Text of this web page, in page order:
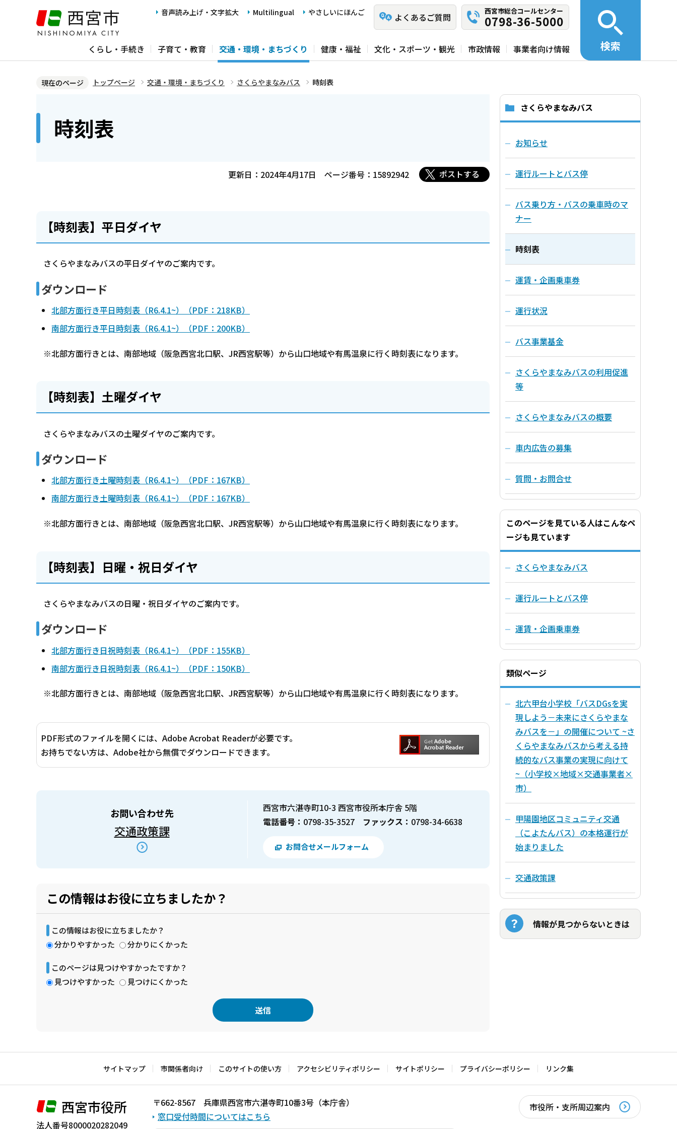
ジ
音声読み上げ・文字拡大 Multilingual やさしいにほんご よくあるご質問
西宮市総合コールセンター
0798-36-5000
くらし・手続き 子育て・教育 交通・環境・まちづくり 健康・福祉 文化・スポーツ・観光 市政情報 事業者向け情報 検索
現在のページ トップページ 交通・環境・まちづくり さくらやまなみバス 時刻表
時刻表
更新日：2024年4月17日 ページ番号：15892942 ポストする
【時刻表】平日ダイヤ
さくらやまなみバスの平日ダイヤのご案内です。
ダウンロード
北部方面行き平日時刻表（R6.4.1~）（PDF：218KB）
南部方面行き平日時刻表（R6.4.1~）（PDF：200KB）
※北部方面行きとは、南部地域（阪急西宮北口駅、JR西宮駅等）から山口地域や有馬温泉に行く時刻表になります。
【時刻表】土曜ダイヤ
さくらやまなみバスの土曜ダイヤのご案内です。
ダウンロード
北部方面行き土曜時刻表（R6.4.1~）（PDF：167KB）
南部方面行き土曜時刻表（R6.4.1~）（PDF：167KB）
※北部方面行きとは、南部地域（阪急西宮北口駅、JR西宮駅等）から山口地域や有馬温泉に行く時刻表になります。
【時刻表】日曜・祝日ダイヤ
さくらやまなみバスの日曜・祝日ダイヤのご案内です。
ダウンロード
北部方面行き日祝時刻表（R6.4.1~）（PDF：155KB）
南部方面行き日祝時刻表（R6.4.1~）（PDF：150KB）
※北部方面行きとは、南部地域（阪急西宮北口駅、JR西宮駅等）から山口地域や有馬温泉に行く時刻表になります。
PDF形式のファイルを開くには、Adobe Acrobat Readerが必要です。
お持ちでない方は、Adobe社から無償でダウンロードできます。
お問い合わせ先
交通政策課
西宮市六湛寺町10-3 西宮市役所本庁舎 5階
電話番号： 0798-35-3527 ファックス： 0798-34-6638
お問合せメールフォーム
この情報はお役に立ちましたか？
この情報はお役に立ちましたか？
分かりやすかった
分かりにくかった
このページは見つけやすかったですか？
見つけやすかった
見つけにくかった
文
で
さくらやまなみバス
お知らせ
運行ルートとバス停
バス乗り方・バスの乗車時のマ
ナー
時刻表
運賃・企画乗車券
運行状況
バス事業基金
さくらやまなみバスの利用促進
等
さくらやまなみバスの概要
車内広告の募集
質問・お問合せ
このページを見ている人はこんなペ
ージも見ています
さくらやまなみバス
運行ルートとバス停
運賃・企画乗車券
類似ページ
北六甲台小学校「バスDGsを実
現しよう－未来にさくらやまな
みバスを－」の開催について ~さ
くらやまなみバスから考える持
続的なバス事業の実現に向けて
~（小学校×地域×交通事業者×
市）
甲陽園地区コミュニティ交通
（こよたんバス）の本格運行が
始まりました
交通政策課
情報が見つからないときは
サイトマップ 市関係者向け このサイトの使い方 アクセシビリティポリシー サイトポリシー プライバシーポリシー リンク集
西宮市役所
法人番号8000020282049
〒662-8567 兵庫県西宮市六湛寺町10番3号（本庁舎）
窓口受付時間についてはこちら
市役所・支所周辺案内